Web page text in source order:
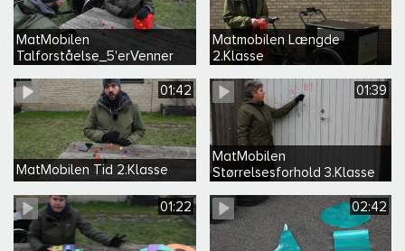
MatMobilen
Talforståelse_5'erVenner
Matmobilen Længde
2.Klasse
01:42
MatMobilen Tid 2.Klasse
01:39
MatMobilen
Størrelsesforhold 3.Klasse
01:22 02:42